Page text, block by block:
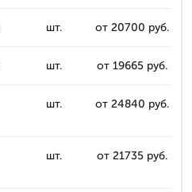
шт. от 20700 руб.
шт. от 19665 руб.
шт. от 24840 руб.
шт. от 21735 руб.